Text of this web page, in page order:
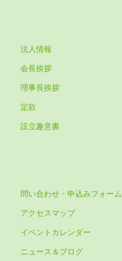
法人情報
会長挨拶
理事長挨拶
定款
設立趣意書
問い合わせ・申込みフォーム
アクセスマップ
イベントカレンダー
ニュース＆ブログ